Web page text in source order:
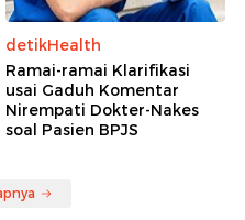
detikHealth
Ramai-ramai Klarifikasi
usai Gaduh Komentar
Nirempati Dokter-Nakes
soal Pasien BPJS